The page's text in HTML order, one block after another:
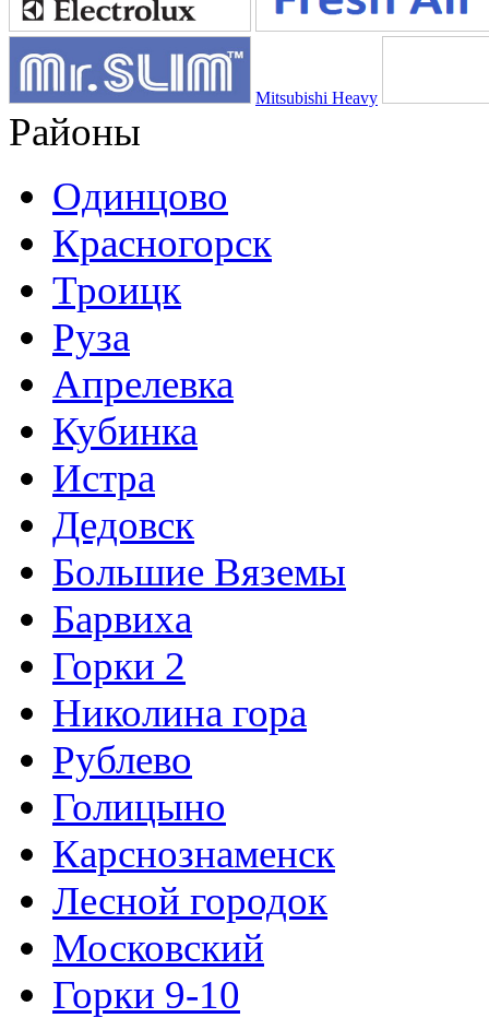
Mitsubishi Heavy
Районы
Одинцово
Красногорск
Троицк
Руза
Апрелевка
Кубинка
Истра
Дедовск
Большие Вяземы
Барвиха
Горки 2
Николина гора
Рублево
Голицыно
Карснознаменск
Лесной городок
Московский
Горки 9-10